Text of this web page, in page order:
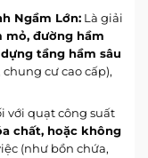
Ngầm Lớn:Là giải
mỏ, đường hầm
tầng hầm sâu
cư cao cấp),
với quạt công suất
chất, hoặc không
(như bồn chứa,